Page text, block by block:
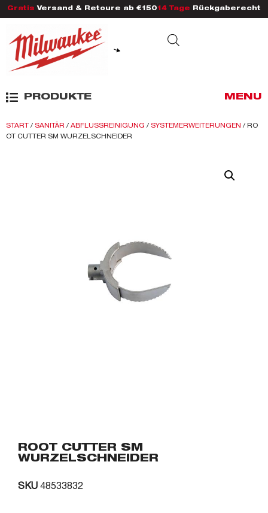
Gratis Versand & Retoure ab €150 14 Tage Rückgaberecht
PRODUKTE MENU
START / SANITÄR / ABFLUSSREINIGUNG / SYSTEMERWEITERUNGEN / RO
OT CUTTER SM WURZELSCHNEIDER
ROOT CUTTER SM
WURZELSCHNEIDER
SKU 48533832